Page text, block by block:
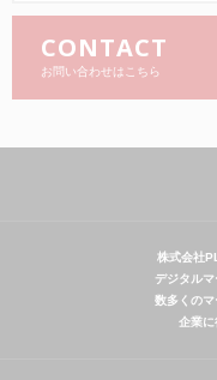
CONTACT
お問い合わせはこちら
株式会社
デジタルマ
数多くのマ
企業に